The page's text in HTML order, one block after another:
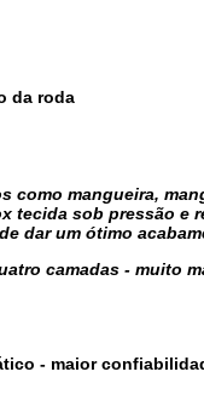
da roda
como mangueira,
tecida sob pressão e
dar um ótimo
camadas - muito
- maior